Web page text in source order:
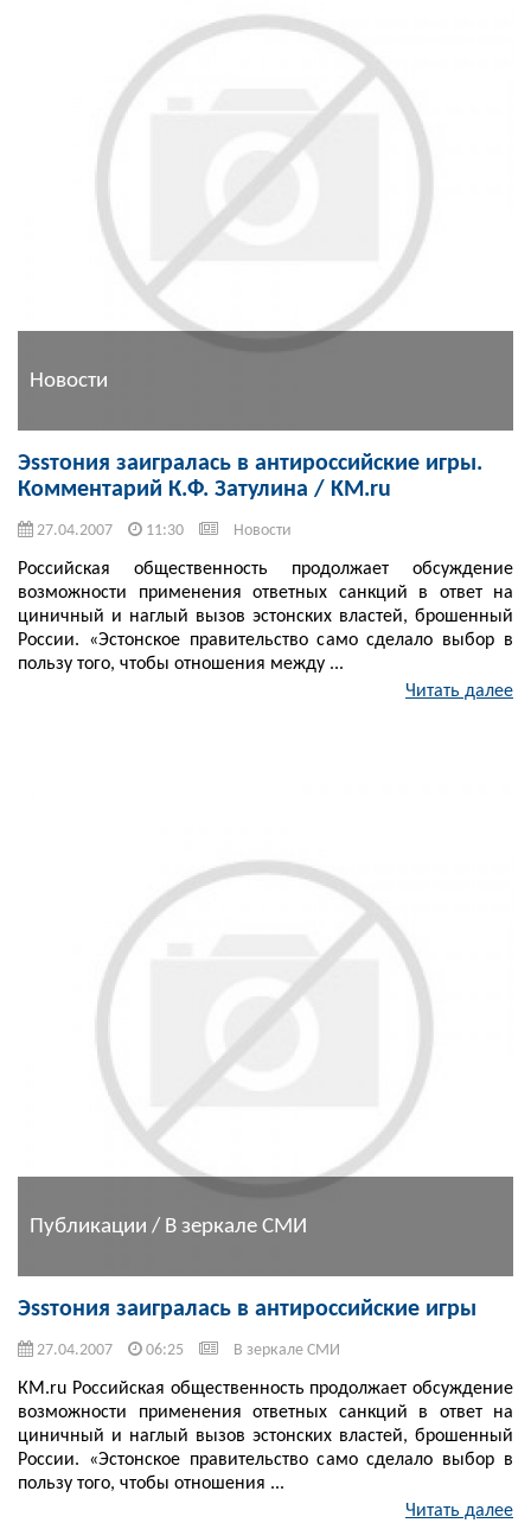
Новости
Эssтония заигралась в антироссийские игры.
Комментарий К.Ф. Затулина / KM.ru
27.04.2007 11:30 Новости
Российская общественность продолжает обсуждение
возможности применения ответных санкций в ответ на
циничный и наглый вызов эстонских властей, брошенный
России. «Эстонское правительство само сделало выбор в
пользу того, чтобы отношения между ...
Читать далее
Публикации / В зеркале СМИ
Эssтония заигралась в антироссийские игры
27.04.2007 06:25 В зеркале СМИ
КМ.ru Российская общественность продолжает обсуждение
возможности применения ответных санкций в ответ на
циничный и наглый вызов эстонских властей, брошенный
России. «Эстонское правительство само сделало выбор в
пользу того, чтобы отношения ...
Читать далее